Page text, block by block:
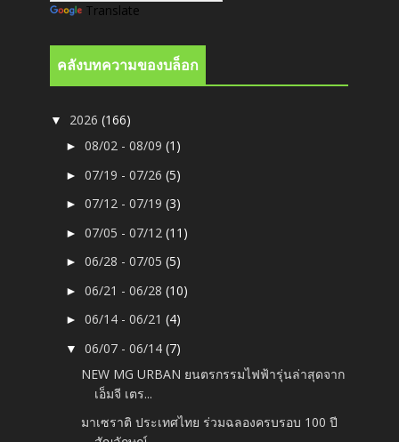
Translate
คลังบทความของบล็อก
▼ 2026(166)
►08/02 - 08/09(1)
►07/19 - 07/26(5)
►07/12 - 07/19(3)
►07/05 - 07/12(11)
►06/28 - 07/05(5)
►06/21 - 06/28(10)
►06/14 - 06/21(4)
▼06/07 - 06/14(7)
NEW MG URBAN ยนตรกรรมไฟฟ้ารุ่นล่าสุดจาก
เอ็มจี เตร...
มาเซราติ ประเทศไทย ร่วมฉลองครบรอบ 100 ปี